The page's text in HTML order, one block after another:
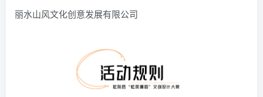
丽水山风文化创意发展有限公司